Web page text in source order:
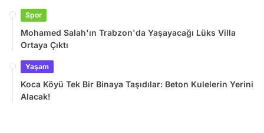
Spor
Mohamed Salah'ın Trabzon'da Yaşayacağı Lüks Villa
Ortaya Çıktı
Yaşam
Koca Köyü Tek Bir Binaya Taşıdılar: Beton Kulelerin Yerini
Alacak!